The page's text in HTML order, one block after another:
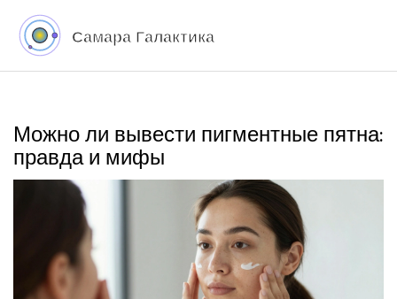
Можно ли вывести пигментные пятна:
правда и мифы